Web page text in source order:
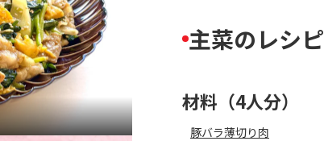
主菜のレシピ
材料（4人分）
豚バラ薄切り肉